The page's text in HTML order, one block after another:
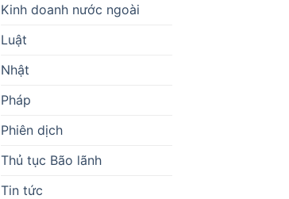
Kinh doanh nước ngoài
Luật
Nhật
Pháp
Phiên dịch
Thủ tục Bão lãnh
Tin tức